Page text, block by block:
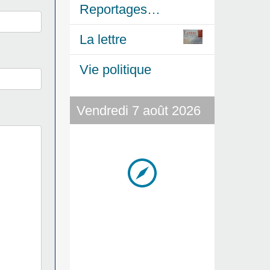
Reportages…
La lettre
Vie politique
Vendredi 7 août 2026